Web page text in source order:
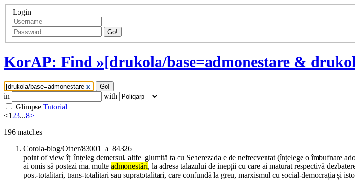
Login
Go!
KorAP: Find »[drukola/base=admonestare &
Go!
in
with
Glimpse Tutorial
<123...8>
196 matches
Corola-blog/Other/83001_a_84326
point of view îți înțeleg demersul. altfel glumită ta cu Seherezada e de nefrecventat (înțelege o îmbufnare
ai omis să postezi mai multe admonestări, la adresa talazului de inepții cu care ai maturat respectivă
post-totalitari, trans-totalitari sau supratotalitari, care confundă la greu, marxismul cu social-democrația și